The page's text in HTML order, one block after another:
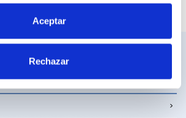
quisiéramos:
dispositivo analizándolo activamente
específicas (huellas
Aceptar
Rechazar